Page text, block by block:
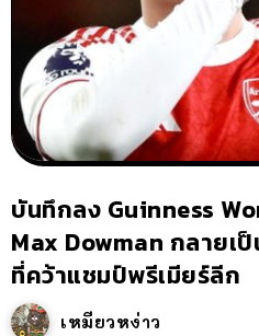
บันทึกลง Guinness
Max Dowman กลายเ
ที่คว้าแชมป์พรีเมียร์ลีก
เหมียวหง่าว